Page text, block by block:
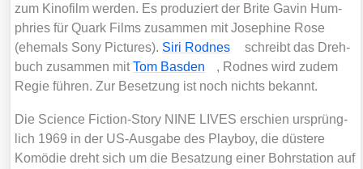
zum Kino­film wer­den. Es pro­du­ziert der Bri­te Gavin Hum­
phries für Quark Films zusam­men mit Jose­phi­ne Rose
(ehe­mals Sony Pic­tures). Siri Rod­nes
schreibt das Dreh­
buch zusam­men mitTom Bas­den
, Rod­nes wird zudem
Regie füh­ren. Zur Beset­zung ist noch nichts bekannt.
Die Sci­ence Fic­tion-Sto­ry NINE LIVES erschien ursprüng­
lich 1969 in der US-Aus­ga­be des Play­boy, die düs­te­re
Komö­die dreht sich um die Besat­zung einer Bohr­sta­ti­on auf